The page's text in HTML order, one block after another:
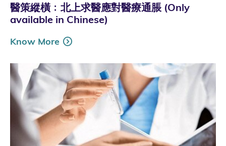
醫策縱橫﹕北上求醫應對醫療通脹 (Only
available in Chinese)
Know More